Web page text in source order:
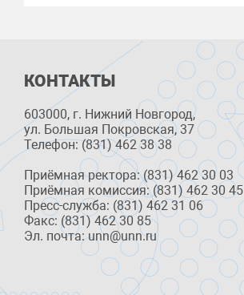
КОНТАКТЫ
603000, г. Нижний Новгород,
ул. Большая Покровская, 37
Телефон: (831) 462 38 38
Приёмная ректора: (831) 462 30 03
Приёмная комиссия: (831) 462 30 45
Пресс-служба: (831) 462 31 06
Факс: (831) 462 30 85
Эл. почта: unn@unn.ru